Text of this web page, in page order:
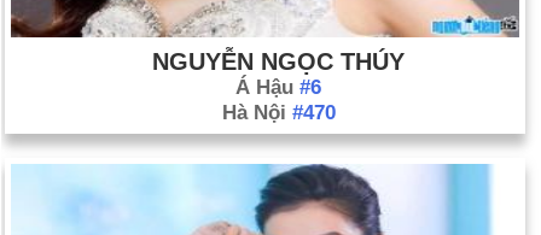
NGUYỄN NGỌC THÚY
Á Hậu #6
Hà Nội #470